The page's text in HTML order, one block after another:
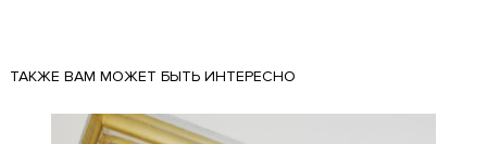
ТАКЖЕ ВАМ МОЖЕТ БЫТЬ ИНТЕРЕСНО